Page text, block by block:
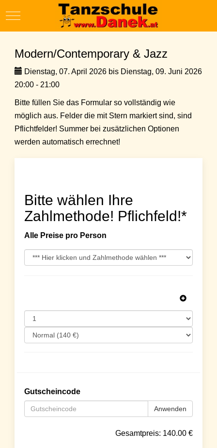
Mobile Menu Toggle
Modern/Contemporary & Jazz
Dienstag, 07. April 2026 bis Dienstag, 09. Juni 2026
20:00 - 21:00
Bitte füllen Sie das Formular so vollständig wie
möglich aus. Felder die mit Stern markiert sind, sind
Pflichtfelder! Summer bei zusätzlichen Optionen
werden automatisch errechnet!
Bitte wählen Ihre
Zahlmethode! Pflichfeld!*
Alle Preise pro Person
Gutscheincode
Anwenden
Gesamtpreis: 140.00 €